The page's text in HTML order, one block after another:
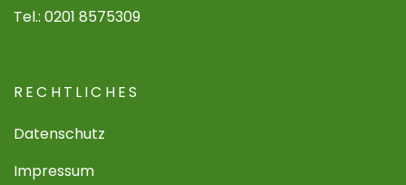
Tel.: 0201 8575309
RECHTLICHES
Datenschutz
Impressum